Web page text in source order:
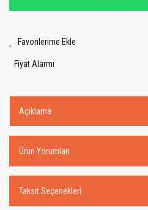
Fiyat Alarmı
Açıklama
Ürün Yorumları
Taksit Seçenekleri